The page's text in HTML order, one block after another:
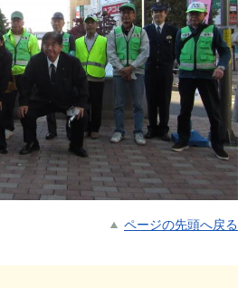
ページの先頭へ戻る